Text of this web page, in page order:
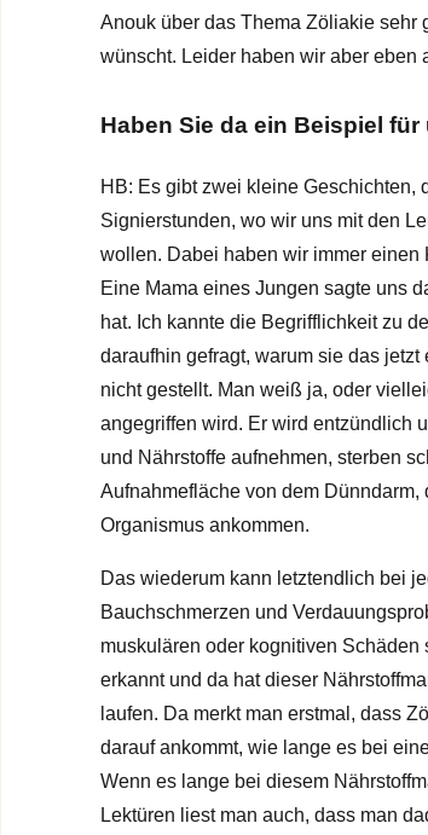
Anouk über das Thema Zöliakie sehr
wünscht. Leider haben wir aber eben
Haben Sie da ein Beispiel für
HB: Es gibt zwei kleine Geschichten,
Signierstunden, wo wir uns mit den
wollen. Dabei haben wir immer einen
Eine Mama eines Jungen sagte uns
hat. Ich kannte die Begrifflichkeit zu
daraufhin gefragt, warum sie das
nicht gestellt. Man weiß ja, oder
angegriffen wird. Er wird entzündlich
und Nährstoffe aufnehmen, sterben
Aufnahmefläche von dem
Organismus ankommen.
Das wiederum kann letztendlich bei
Bauchschmerzen und
muskulären oder kognitiven
erkannt und da hat dieser
laufen. Da merkt man erstmal, dass
darauf ankommt, wie lange es bei
Wenn es lange bei diesem
Lektüren liest man auch, dass man